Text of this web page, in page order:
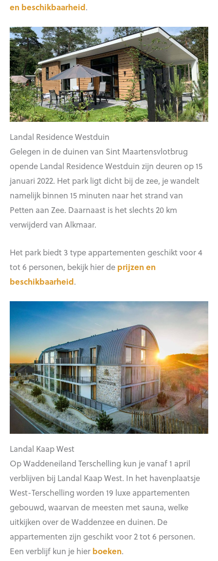
en beschikbaarheid.
Landal Residence Westduin
Gelegen in de duinen van Sint Maartensvlotbrug
opende Landal Residence Westduin zijn deuren op 15
januari 2022. Het park ligt dicht bij de zee, je wandelt
namelijk binnen 15 minuten naar het strand van
Petten aan Zee. Daarnaast is het slechts 20 km
verwijderd van Alkmaar.
Het park biedt 3 type appartementen geschikt voor 4
tot 6 personen, bekijk hier de prijzen en
beschikbaarheid.
Landal Kaap West
Op Waddeneiland Terschelling kun je vanaf 1 april
verblijven bij Landal Kaap West. In het havenplaatsje
West-Terschelling worden 19 luxe appartementen
gebouwd, waarvan de meesten met sauna, welke
uitkijken over de Waddenzee en duinen. De
appartementen zijn geschikt voor 2 tot 6 personen.
Een verblijf kun je hier boeken.